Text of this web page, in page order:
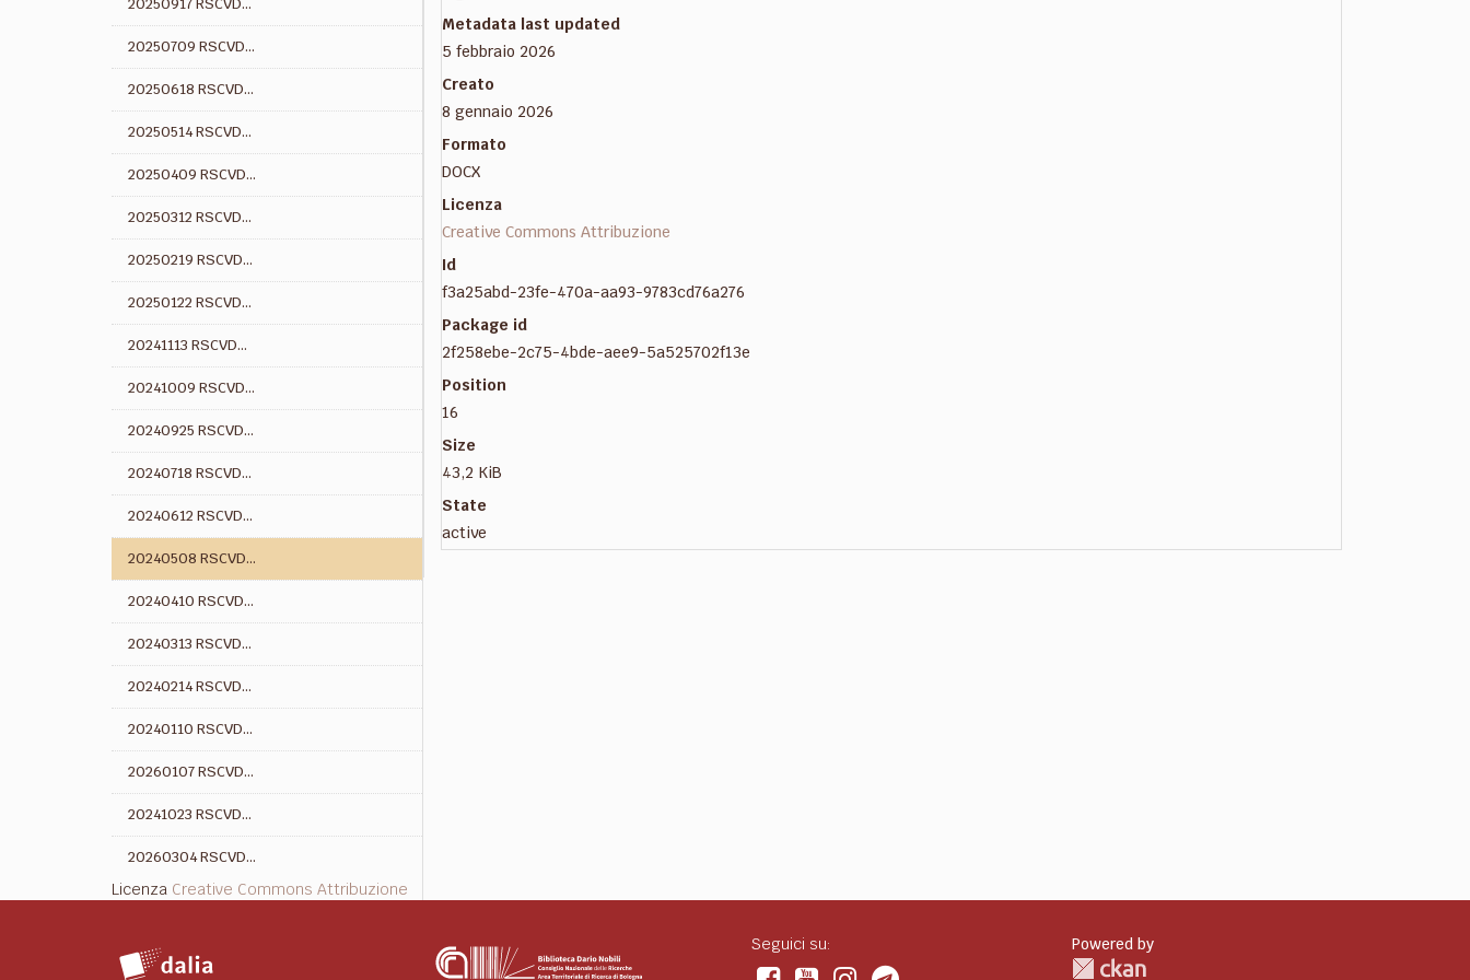
20250709 RSCVD...
20250618 RSCVD...
20250514 RSCVD...
20250409 RSCVD...
20250312 RSCVD...
20250219 RSCVD...
20250122 RSCVD...
20241113 RSCVD...
20241009 RSCVD...
20240925 RSCVD...
20240718 RSCVD...
20240612 RSCVD...
20240508 RSCVD...
20240410 RSCVD...
20240313 RSCVD...
20240214 RSCVD...
20240110 RSCVD...
20260107 RSCVD...
20241023 RSCVD...
20260304 RSCVD...
Licenza Creative Commons Attribuzione
Metadata last updated
5 febbraio 2026
Creato
8 gennaio 2026
Formato
DOCX
Licenza
Creative Commons Attribuzione
Id
f3a25abd-23fe-470a-aa93-9783cd76a276
Package id
2f258ebe-2c75-4bde-aee9-5a525702f13e
Position
16
Size
43,2 KiB
State
active
Seguici su: Powered by